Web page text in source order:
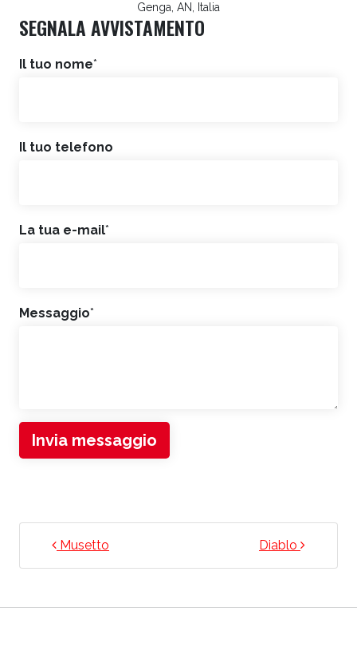
Genga, AN, Italia
SEGNALA AVVISTAMENTO
Il tuo nome*
Il tuo telefono
La tua e-mail*
Messaggio*
Invia messaggio
NAVIGAZIONE ARTICOLI
Musetto Diablo